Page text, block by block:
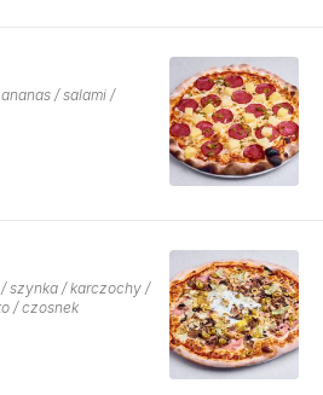
/ salami /
szynka / karczochy /
/ czosnek